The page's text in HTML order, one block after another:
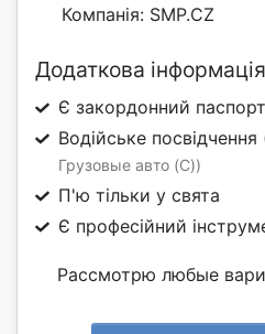
Компанія: SMP.CZ
Додаткова інформація
Є закордонний паспорт
Водійське посвідчення
Грузовые авто (C))
П'ю тільки у свята
Є професійний
Рассмотрю любые